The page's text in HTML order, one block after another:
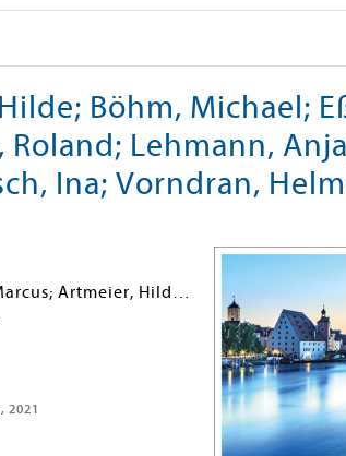
Böhm, Michael;
Roland; Lehmann,
Ina; Vorndran,
Imbsweiler, Marcus; Artmeier, Hilde; Beil, Lilo; Schmid, Claudia; Guthmann, Markus; Schmid-Spreer, Ursula; Hamatschek, Jochen; Lamberts, Brigitte; Baumgärtel, Susanne; Landgraf, Michael; Burger, Wolfgang; Dechant, Klaus Maria; Lode, Sandra; Meyer, Martin; Ittensohn, Uwe; Schneider, Harald; Lange, Kerstin
2021